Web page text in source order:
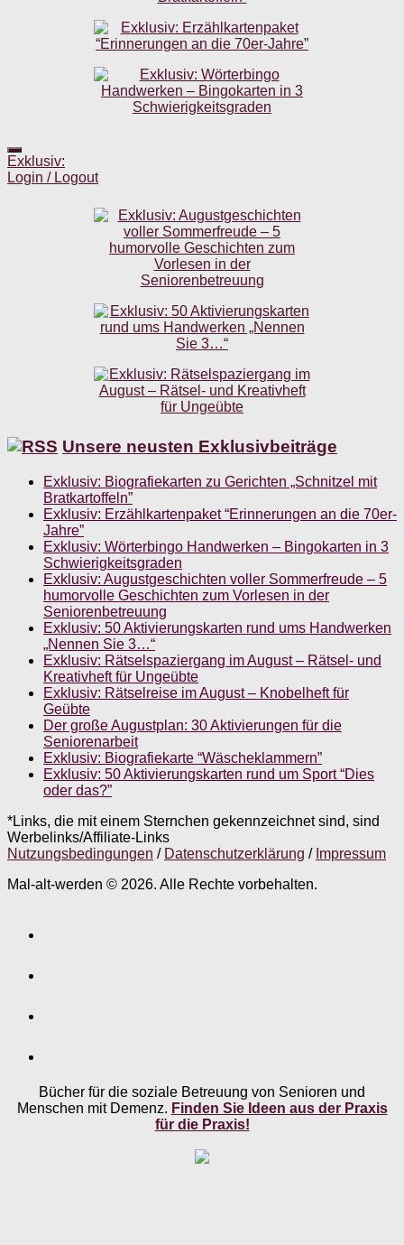
Exklusiv:
Login / Logout
Unsere neusten Exklusivbeiträge
Exklusiv: Biografiekarten zu Gerichten „Schnitzel mit
Bratkartoffeln”
Exklusiv: Erzählkartenpaket “Erinnerungen an die 70er-
Jahre”
Exklusiv: Wörterbingo Handwerken – Bingokarten in 3
Schwierigkeitsgraden
Exklusiv: Augustgeschichten voller Sommerfreude – 5
humorvolle Geschichten zum Vorlesen in der
Seniorenbetreuung
Exklusiv: 50 Aktivierungskarten rund ums Handwerken
„Nennen Sie 3…“
Exklusiv: Rätselspaziergang im August – Rätsel- und
Kreativheft für Ungeübte
Exklusiv: Rätselreise im August – Knobelheft für
Geübte
Der große Augustplan: 30 Aktivierungen für die
Seniorenarbeit
Exklusiv: Biografiekarte “Wäscheklammern”
Exklusiv: 50 Aktivierungskarten rund um Sport “Dies
oder das?”
*Links, die mit einem Sternchen gekennzeichnet sind, sind
Werbelinks/Affiliate-Links
Nutzungsbedingungen / Datenschutzerklärung / Impressum
Mal-alt-werden © 2026. Alle Rechte vorbehalten.
Bücher für die soziale Betreuung von Senioren und
Menschen mit Demenz. Finden Sie Ideen aus der Praxis
für die Praxis!